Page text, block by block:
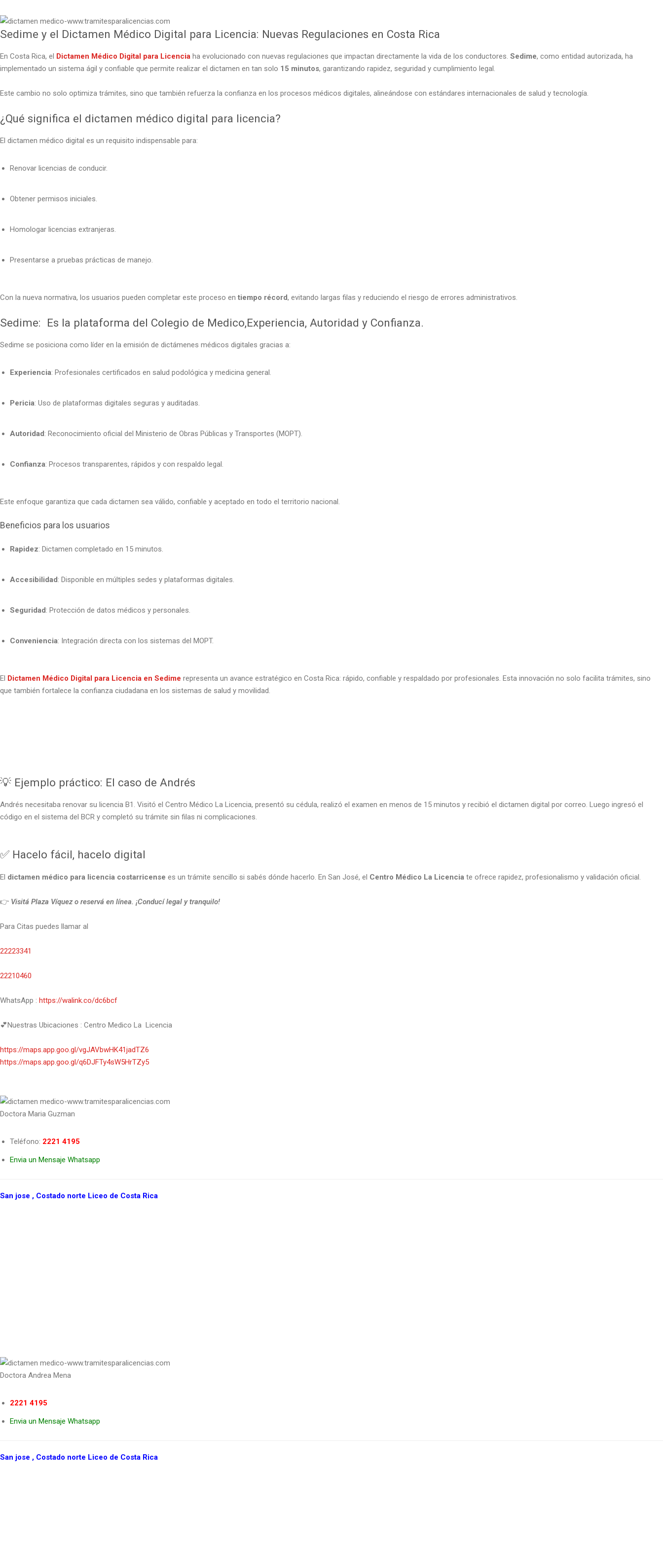
Sedime y el Dictamen Médico Digital para Licencia: Nuevas Regulaciones en Costa Rica
En Costa Rica, el Dictamen Médico Digital para Licencia ha evolucionado con nuevas regulaciones que impactan directamente la vida de los conductores. Sedime, como entidad autorizada, ha
implementado un sistema ágil y confiable que permite realizar el dictamen en tan solo 15 minutos, garantizando rapidez, seguridad y cumplimiento legal.
Este cambio no solo optimiza trámites, sino que también refuerza la confianza en los procesos médicos digitales, alineándose con estándares internacionales de salud y tecnología.
¿Qué significa el dictamen médico digital para licencia?
El dictamen médico digital es un requisito indispensable para:
Renovar licencias de conducir.
Obtener permisos iniciales.
Homologar licencias extranjeras.
Presentarse a pruebas prácticas de manejo.
Con la nueva normativa, los usuarios pueden completar este proceso en tiempo récord, evitando largas filas y reduciendo el riesgo de errores administrativos.
Sedime: Es la plataforma del Colegio de Medico,Experiencia, Autoridad y Confianza.
Sedime se posiciona como líder en la emisión de dictámenes médicos digitales gracias a:
Experiencia: Profesionales certificados en salud podológica y medicina general.
Pericia: Uso de plataformas digitales seguras y auditadas.
Autoridad: Reconocimiento oficial del Ministerio de Obras Públicas y Transportes (MOPT).
Confianza: Procesos transparentes, rápidos y con respaldo legal.
Este enfoque garantiza que cada dictamen sea válido, confiable y aceptado en todo el territorio nacional.
Beneficios para los usuarios
Rapidez: Dictamen completado en 15 minutos.
Accesibilidad: Disponible en múltiples sedes y plataformas digitales.
Seguridad: Protección de datos médicos y personales.
Conveniencia: Integración directa con los sistemas del MOPT.
El Dictamen Médico Digital para Licencia en Sedime representa un avance estratégico en Costa Rica: rápido, confiable y respaldado por profesionales. Esta innovación no solo facilita trámites, sino
que también fortalece la confianza ciudadana en los sistemas de salud y movilidad.
💡 Ejemplo práctico: El caso de Andrés
Andrés necesitaba renovar su licencia B1. Visitó el Centro Médico La Licencia, presentó su cédula, realizó el examen en menos de 15 minutos y recibió el dictamen digital por correo. Luego ingresó el
código en el sistema del BCR y completó su trámite sin filas ni complicaciones.
✅ Hacelo fácil, hacelo digital
El dictamen médico para licencia costarricense es un trámite sencillo si sabés dónde hacerlo. En San José, el Centro Médico La Licencia te ofrece rapidez, profesionalismo y validación oficial.
👉 Visitá Plaza Víquez o reservá en línea. ¡Conducí legal y tranquilo!
Para Citas puedes llamar al
22223341
22210460
WhatsApp : https://walink.co/dc6bcf
💕Nuestras Ubicaciones : Centro Medico La Licencia
https://maps.app.goo.gl/vgJAVbwHK41jadTZ6
https://maps.app.goo.gl/q6DJFTy4sW5HrTZy5
Doctora Maria Guzman
Teléfono: 2221 4195
Envia un Mensaje Whatsapp
San jose , Costado norte Liceo de Costa Rica
Doctora Andrea Mena
2221 4195
Envia un Mensaje Whatsapp
San jose , Costado norte Liceo de Costa Rica